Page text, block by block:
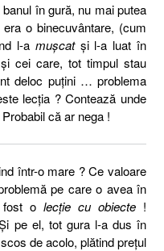
în gură, nu mai putea
o binecuvântare, (cum
l-a muşcatşi l-a luat în
cei care, tot timpul stau
deloc puţini … problema
lecţia ? Contează unde
Probabil că ar nega !
într-o mare ? Ce valoare
pe care o avea în
o lecţie cu obiecte!
pe el, tot gura l-a dus în
de acolo, plătind preţul